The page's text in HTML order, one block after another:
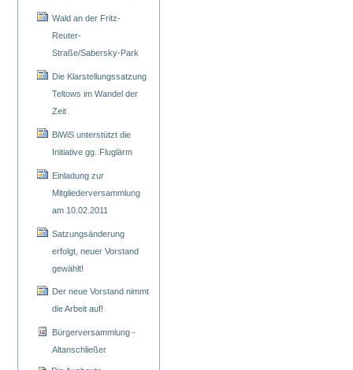
Wald an der Fritz-
Reuter-
Straße/Sabersky-Park
Die Klarstellungssatzung
Teltows im Wandel der
Zeit
BiWiS unterstützt die
Initiative gg. Fluglärm
Einladung zur
Mitgliederversammlung
am 10.02.2011
Satzungsänderung
erfolgt, neuer Vorstand
gewählt!
Der neue Vorstand nimmt
die Arbeit auf!
Bürgerversammlung -
Altanschließer